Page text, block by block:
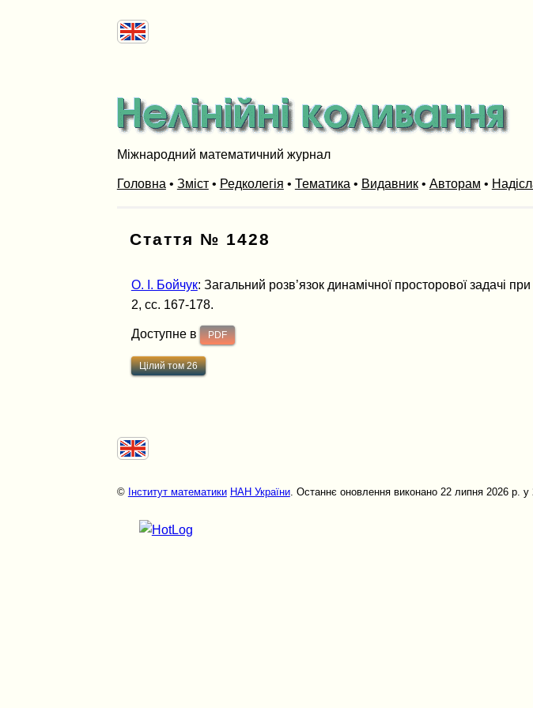
Міжнародний математичний журнал
Головна • Зміст• Редколегія • Тематика • Видавник• Авторам •
Стаття № 1428
О. І. Бойчук: Загальний розв’язок динамічної просторової задачі
2, сс. 167-178.
Доступне в PDF
Цілий том 26
© Інститут математики НАН України. Останнє оновлення виконано 22 липня 2026 р.